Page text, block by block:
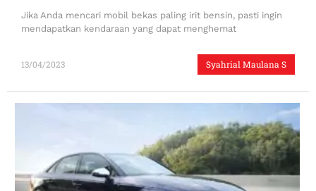
Syahrial Maulana S
13/04/2023
Jika Anda mencari mobil bekas paling irit bensin, pasti ingin
mendapatkan kendaraan yang dapat menghemat